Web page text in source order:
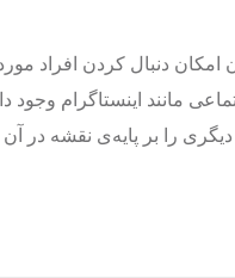
دنبال کردن افراد
مانند اینستاگرام وجود
را بر پایه‌ی نقشه در